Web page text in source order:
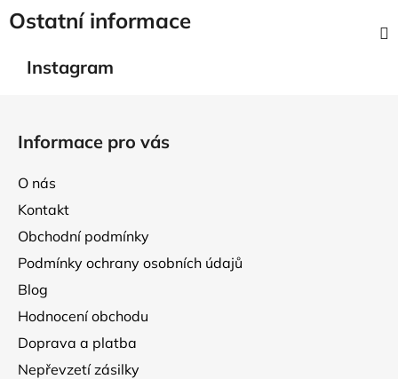
Ostatní informace
Instagram
Informace pro vás
O nás
Kontakt
Obchodní podmínky
Podmínky ochrany osobních údajů
Blog
Hodnocení obchodu
Doprava a platba
Nepřevzetí zásilky